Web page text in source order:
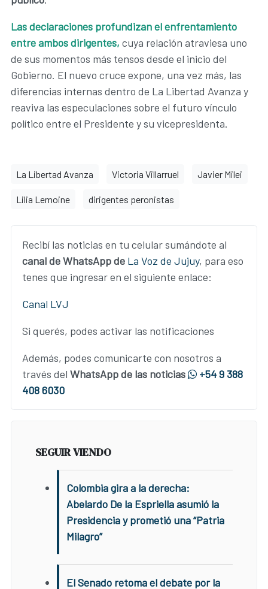
Las declaraciones profundizan el enfrentamiento
entre ambos dirigentes, cuya relación atraviesa uno
de sus momentos más tensos desde el inicio del
Gobierno. El nuevo cruce expone, una vez más, las
diferencias internas dentro de La Libertad Avanza y
reaviva las especulaciones sobre el futuro vínculo
político entre el Presidente y su vicepresidenta.
La Libertad Avanza Victoria Villarruel Javier Milei
Lilia Lemoine dirigentes peronistas
Recibí las noticias en tu celular sumándote al
canal de WhatsApp de La Voz de Jujuy, para eso
tenes que ingresar en el siguiente enlace:
Canal LVJ
Si querés, podes activar las notificaciones
Además, podes comunicarte con nosotros a
través del WhatsApp de las noticias
+54 9 388
408 6030
SEGUIR VIENDO
Colombia gira a la derecha:
Abelardo De la Espriella asumió la
Presidencia y prometió una “Patria
Milagro”
El Senado retoma el debate por la